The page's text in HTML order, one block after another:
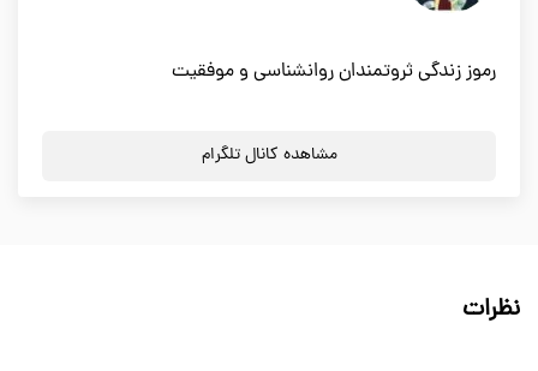
رموز زندگی ثروتمندان روانشناسی و موفقیت
مشاهده کانال تلگرام
نظرات